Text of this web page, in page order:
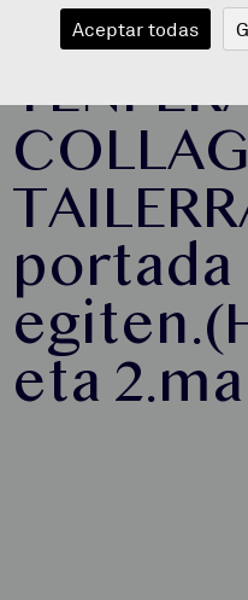
portada
eta
Aceptar todas